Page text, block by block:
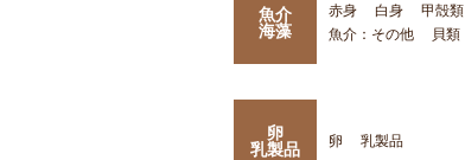
魚介
海藻
赤身 白身 甲殻類
魚介：その他
貝類
卵
乳製品
卵 乳製品